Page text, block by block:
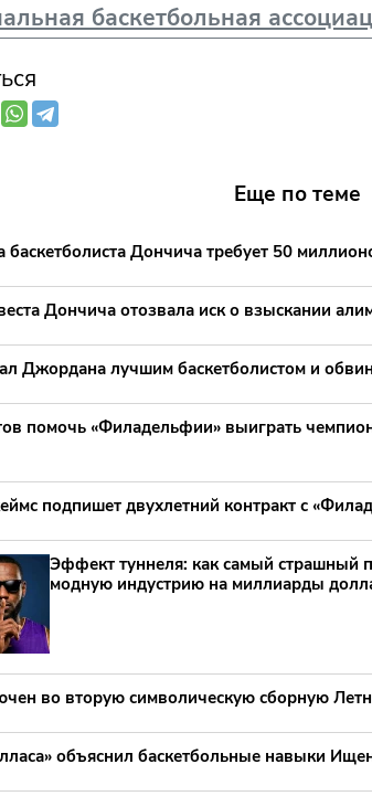
баскетбольная
Еще по теме
баскетболиста Дончича требует 50
Дончича отозвала иск о взыскании
Джордана лучшим баскетболистом и
помочь «Филадельфии» выиграть
подпишет двухлетний контракт с
Эффект туннеля: как самый страшный
модную индустрию на миллиарды
во вторую символическую сборную
объяснил баскетбольные навыки